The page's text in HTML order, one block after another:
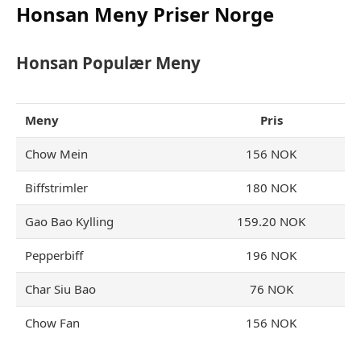
Honsan Meny Priser Norge
Honsan Populær Meny
Meny Pris
Chow Mein 156 NOK
Biffstrimler 180 NOK
Gao Bao Kylling 159.20 NOK
Pepperbiff 196 NOK
Char Siu Bao 76 NOK
Chow Fan 156 NOK